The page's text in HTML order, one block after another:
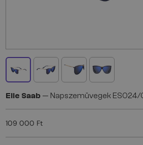
Elie Saab — Napszemüvegek ES024/
109 000 Ft